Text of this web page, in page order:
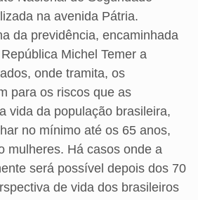
na avenida Pátria.
da previdência, encaminhada
Michel Temer a
onde tramita, os
para os riscos que as
vida da população brasileira,
no mínimo até os 65 anos,
mulheres. Há casos onde a
será possível depois dos 70
de vida dos brasileiros